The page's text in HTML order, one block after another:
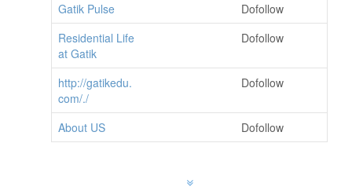
Gatik Pulse
Dofollow
Residential Life
at Gatik
Dofollow
http://gatikedu.
com/./
Dofollow
About US Dofollow